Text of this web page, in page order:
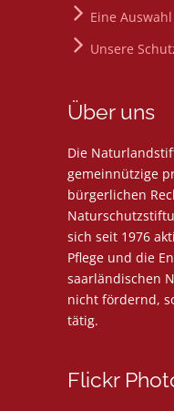
Eine
Unsere
Über uns
Die
gemeinnützige
bürgerlichen
sich seit 1976
Pflege und die
saarländischen
nicht fördernd,
tätig.
Flickr